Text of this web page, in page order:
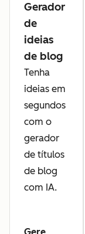
Gerador
de
ideias
de blog
Tenha
ideias em
segundos
com o
gerador
de títulos
de blog
com IA.
Gere